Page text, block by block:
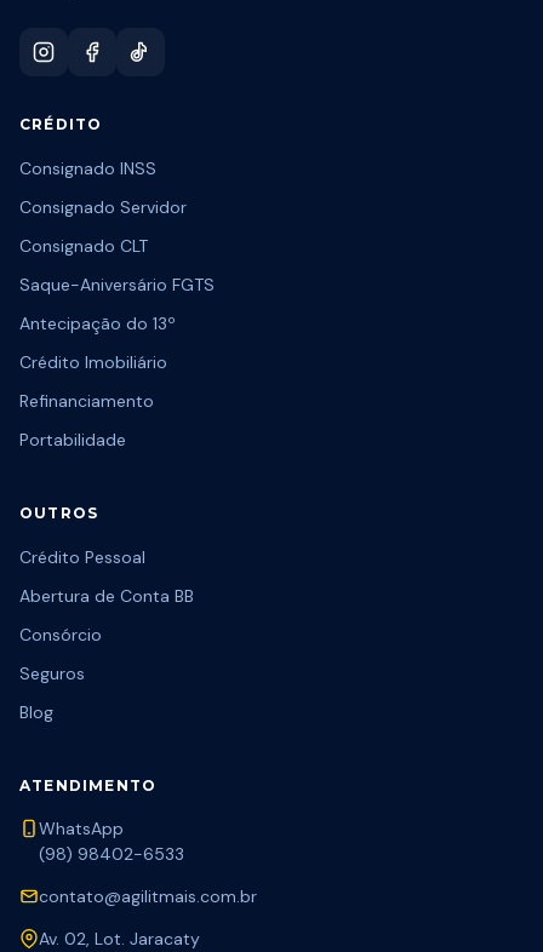
CRÉDITO
Consignado INSS
Consignado Servidor
Consignado CLT
Saque-Aniversário FGTS
Antecipação do 13º
Crédito Imobiliário
Refinanciamento
Portabilidade
OUTROS
Crédito Pessoal
Abertura de Conta BB
Consórcio
Seguros
Blog
ATENDIMENTO
WhatsApp
(98) 98402-6533
contato@agilitmais.com.br
Av. 02, Lot. Jaracaty